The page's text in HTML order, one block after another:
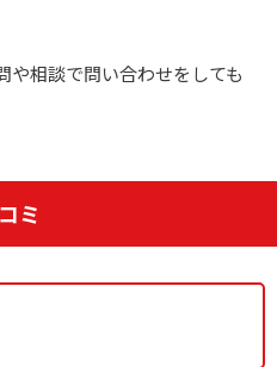
や相談で問い合わせをしても
ミ